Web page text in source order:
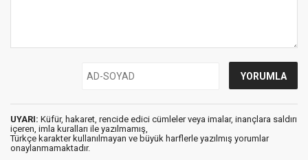
UYARI: Küfür, hakaret, rencide edici cümleler veya imalar, inançlara saldırı
içeren, imla kuralları ile yazılmamış,
Türkçe karakter kullanılmayan ve büyük harflerle yazılmış yorumlar
onaylanmamaktadır.